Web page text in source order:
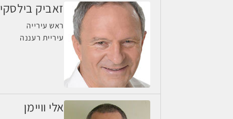
זאביק בילסקי
ראש עירייה
עיריית רעננה
אלי וויימן